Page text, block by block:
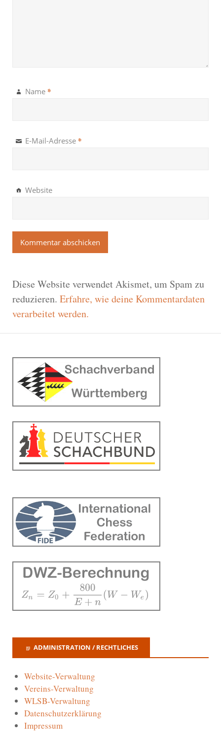
Name *
E-Mail-Adresse *
Website
Diese Website verwendet Akismet, um Spam zu
reduzieren. Erfahre, wie deine Kommentardaten
verarbeitet werden.
ADMINISTRATION / RECHTLICHES
Website-Verwaltung
Vereins-Verwaltung
WLSB-Verwaltung
Datenschutzerklärung
Impressum